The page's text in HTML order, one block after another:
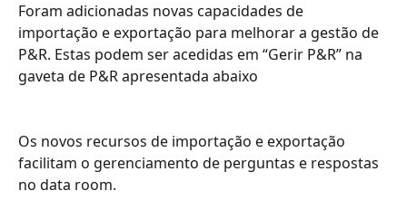
Foram adicionadas novas capacidades de
importação e exportação para melhorar a gestão de
P&R. Estas podem ser acedidas em “Gerir P&R” na
gaveta de P&R apresentada abaixo
Os novos recursos de importação e exportação
facilitam o gerenciamento de perguntas e respostas
no data room.